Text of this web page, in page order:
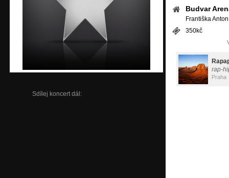
Sdílej koncert dál:
Budvar
Františka
350kč
rap-
Praha